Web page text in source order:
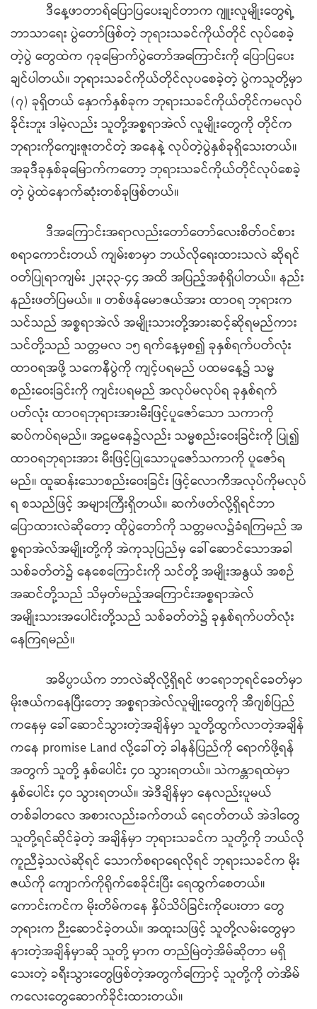
ဒီနေ့ဖာတာရ်ပြောပြပေးချင်တာက ဂျူးလူမျိုးတွေရဲ့
ဘာသာရေး ပွဲတော်ဖြစ်တဲ့ ဘုရားသခင်ကိုယ်တိုင် လုပ်စေခဲ့
တဲ့ပွဲ တွေထဲက ၇ခုမြောက်ပွဲတော်အကြောင်းကို ပြောပြပေး
ချင်ပါတယ်။ ဘုရားသခင်ကိုယ်တိုင်လုပစေခဲ့တဲ့ ပွဲကသူတို့မှာ
(၇) ခုရှိတယ် နှောက်နှစ်ခုက ဘုရားသခင်ကိုယ်တိုင်ကမလုပ်
ခိုင်းဘူး ဒါမဲ့လည်း သူတို့အစ္စရာအဲလ် လူမျိုးတွေကို တိုင်က
ဘုရားကိုကျေးဇူးတင်တဲ့ အနေနဲ့ လုပ်တဲ့ပွဲနှစ်ခုရှိသေးတယ်။
အခုဒီခုနှစ်ခုမြောက်ကတော့ ဘုရားသခင်ကိုယ်တိုင်လုပ်စေခဲ့
တဲ့ ပွဲထဲ‌နောက်ဆုံးတစ်ခုဖြစ်တယ်။
ဒီအကြောင်းအရာလည်းတော်တော်လေးစိတ်ဝင်စား
စရာကောင်းတယ် ကျမ်းစာမှာ ဘယ်လိုရေးထားသလဲ ဆိုရင်
ဝတ်ပြုရာကျမ်း ၂၃း၃၃-၄၄ အထိ အပြည့်အစုံရှိပါတယ်။ နည်း
နည်းဖတ်ပြမယ်။ ။ တစ်ဖန်မောဇယ်အား ထာဝရ ဘုရားက
သင်သည် အစ္စရာအဲလ် အမျိုးသားတို့အားဆင့်ဆိုရမည်ကား
သင်တို့သည် သတ္တမလ ၁၅ ရက်နေ့မှစ၍ ခုနှစ်ရက်ပတ်လုံး
ထာဝရအဖို့ သကေနီပွဲကို ကျင့်ပရမည် ပထမနေ့၌ သမ္မ
စည်းဝေးခြင်းကို ကျင်းပရမည် အလုပ်မလုပ်ရ ခုနှစ်ရက်
ပတ်လုံး ထာဝရဘုရားအားမီးဖြင့်ပူဇော်သော သကာကို
ဆပ်ကပ်ရမည်။ အဠမနေ၌လည်း သမ္မစည်းဝေးခြင်းကို ပြု၍
ထာဝရဘုရားအား မီးဖြင့်ပြုသောပူဇော်သကာကို ပူဇော်ရ
မည်။ ထူဆန်းသောစည်းဝေးခြင်း ဖြင့်လောကီအလုပ်ကိုမလုပ်
ရ စသည်ဖြင့် အများကြီးရှိတယ်။ ဆက်ဖတ်လို့ရှိရင်ဘာ
ပြောထားလဲဆိုတော့ ထိုပွဲတော်ကို သတ္တမလ၌ခံရကြမည် အ
စ္စရာအဲလ်အမျိုးတို့ကို အဲကုသုပြည်မှ ခေါ်ဆောင်သောအခါ
သစ်ခတ်တဲ၌ နေစေကြောင်းကို သင်တို့ အမျိုးအနွယ် အစဉ်
အဆင်တို့သည် သိမှတ်မည့်အကြောင်းအစ္စရာအဲလ်
အမျိုးသားအပေါင်းတို့သည် သစ်ခတ်တဲ၌ ခုနှစ်ရက်ပတ်လုံး
နေကြရမည်။
အဓိပ္ပာယ်က ဘာလဲဆိုလို့ရှိရင် ဖာရောဘုရင်ခေတ်မှာ
မိုးဇယ်ကနေပြီးတော့ အစ္စရာအဲလ်လူမျိုးတွေကို အီဂျစ်ပြည်
ကနေမှ ခေါ်ဆောင်သွားတဲ့အချိန်မှာ သူတို့ထွက်လာတဲ့အချိန်
ကနေ promise Land လို့ခေါ်တဲ့ ခါနန်ပြည်ကို ရောက်ဖို့ရန်
အတွက် သူတို့ နှစ်ပေါင်း ၄ဝ သွားရတယ်။ သဲကန္တာရထဲမှာ
နှစ်ပေါင်း ၄ဝ သွားရတယ်။ အဲဒီချိန်မှာ နေလည်းပူမယ်
တစ်ခါတလေ အစားလည်းခက်တယ် ရေငတ်တယ် အဲဒါတွေ
သူတို့ရင်ဆိုင်ခဲ့တဲ့ အချိန်မှာ ဘုရားသခင်က သူတို့ကို ဘယ်လို
ကူညီခဲ့သလဲဆိုရင် သောက်စရာရေလိုရင် ဘုရားသခင်က မိုး
ဇယ်ကို ကျောက်ကိုရိုက်စေခိုင်းပြီး ရေထွက်စေတယ်။
ကောင်းကင်က မိုးတိမ်ကနေ နှိပ်သိပ်ခြင်းကိုပေးတာ တွေ
ဘုရားက ဉီးဆောင်ခဲ့တယ်။ အထူးသဖြင့် သူတို့လမ်းတွေမှာ
နားတဲ့အချိန်မှာဆို သူတို့ မှာက တည်မြဲတဲ့အိမ်ဆိုတာ မရှိ
သေးတဲ့ ခရီးသွားတွေဖြစ်တဲ့အတွက်ကြောင့် သူတို့ကို တဲအိမ်
ကလေးတွေဆောက်ခိုင်းထားတယ်။